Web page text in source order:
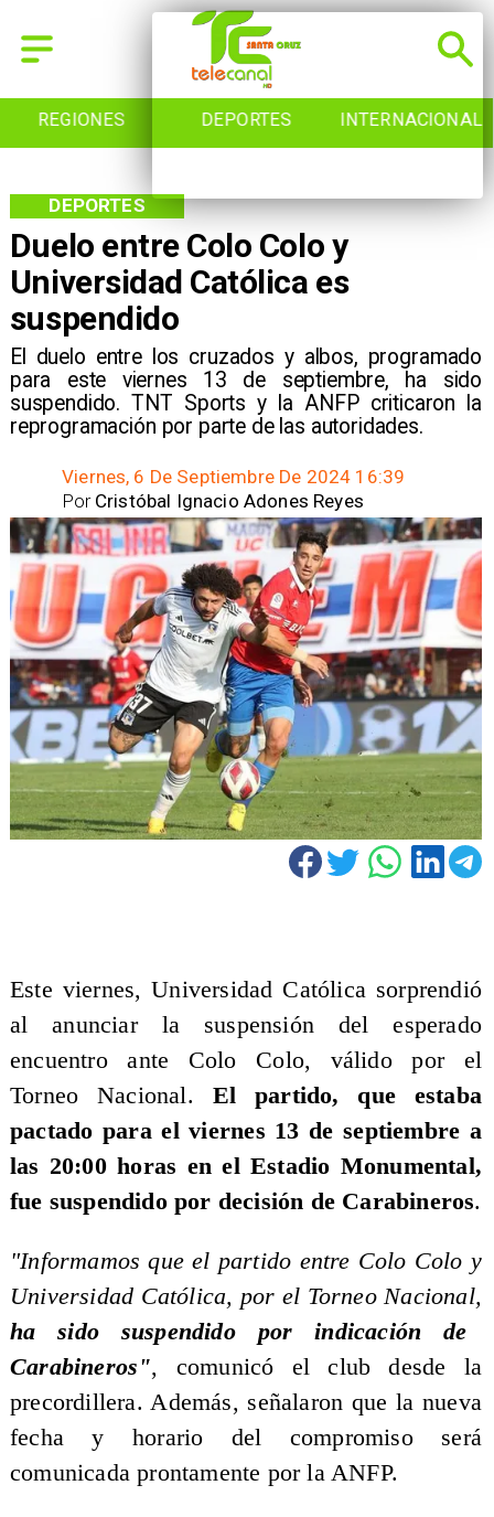
REGIONES DEPORTES INTERNACIONAL
Duelo entre Colo Colo y
Universidad Católica es
suspendido
​El duelo entre los cruzados y albos, programado
para este viernes 13 de septiembre, ha sido
suspendido. TNT Sports y la ANFP criticaron la
reprogramación por parte de las autoridades.
DEPORTES
Viernes, 6 De Septiembre De 2024 16:39
Cristóbal Ignacio Adones Reyes
Por
Este viernes, Universidad Católica sorprendió
al anunciar la suspensión del esperado
encuentro ante Colo Colo, válido por el
Torneo Nacional. El partido, que estaba
pactado para el viernes 13 de septiembre a
las 20:00 horas en el Estadio Monumental,
fue suspendido por decisión de Carabineros.
"Informamos que el partido entre Colo Colo y
Universidad Católica, por el Torneo Nacional,
ha sido suspendido por indicación de
Carabineros", comunicó el club desde la
precordillera. Además, señalaron que la nueva
fecha y horario del compromiso será
comunicada prontamente por la ANFP.